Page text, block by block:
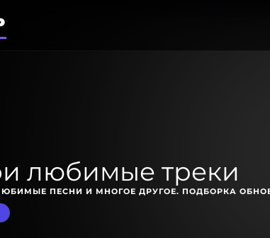
любимые треки
ПЕСНИ И МНОГОЕ ДРУГОЕ. ПОДБОРКА